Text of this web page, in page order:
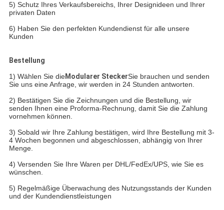
5) Schutz Ihres Verkaufsbereichs, Ihrer Designideen und Ihrer
privaten Daten
6) Haben Sie den perfekten Kundendienst für alle unsere
Kunden
Bestellung
1) Wählen Sie dieModularer SteckerSie brauchen und senden
Sie uns eine Anfrage, wir werden in 24 Stunden antworten.
2) Bestätigen Sie die Zeichnungen und die Bestellung, wir
senden Ihnen eine Proforma-Rechnung, damit Sie die Zahlung
vornehmen können.
3) Sobald wir Ihre Zahlung bestätigen, wird Ihre Bestellung mit 3-
4 Wochen begonnen und abgeschlossen, abhängig von Ihrer
Menge.
4) Versenden Sie Ihre Waren per DHL/FedEx/UPS, wie Sie es
wünschen.
5) Regelmäßige Überwachung des Nutzungsstands der Kunden
und der Kundendienstleistungen